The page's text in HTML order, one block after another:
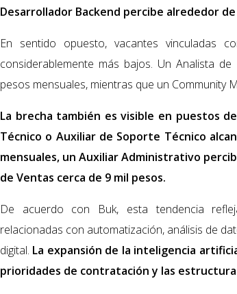
Desarrollador Backend percibe alrededor de
En sentido opuesto, vacantes vinculadas
considerablemente más bajos. Un Analista
pesos mensuales, mientras que un Community
La brecha también es visible en puestos
Técnico o Auxiliar de Soporte Técnico
mensuales, un Auxiliar Administrativo
de Ventas cerca de 9 mil pesos.
De acuerdo con Buk, esta tendencia
relacionadas con automatización, análisis de
digital. La expansión de la inteligencia
prioridades de contratación y las